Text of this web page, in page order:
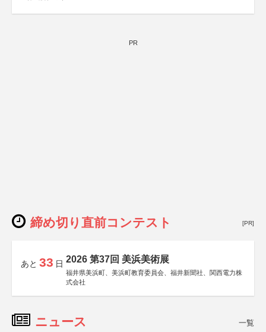
PR
締め切り直前コンテスト [PR]
あと 33 日 2026 第37回 美浜美術展
福井県美浜町、美浜町教育委員会、福井新聞社、関西電力株
式会社
ニュース 一覧